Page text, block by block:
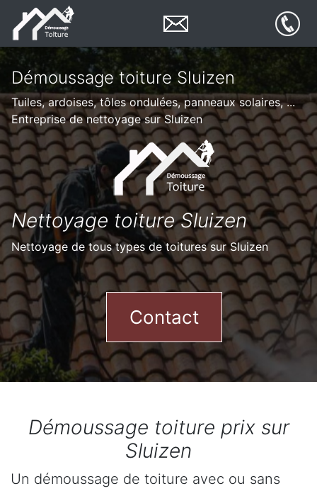
Démoussage toiture Sluizen
Tuiles, ardoises, tôles ondulées, panneaux solaires, ...
Entreprise de nettoyage sur Sluizen
Nettoyage toiture Sluizen
Nettoyage de tous types de toitures sur Sluizen
Contact
Démoussage toiture prix sur
Sluizen
Un démoussage de toiture avec ou sans